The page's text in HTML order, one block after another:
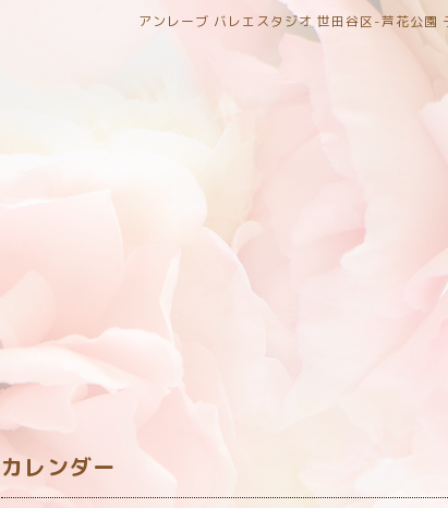
アンレーブ バレエスタジオ 世田谷区-芦花公園
カレンダー